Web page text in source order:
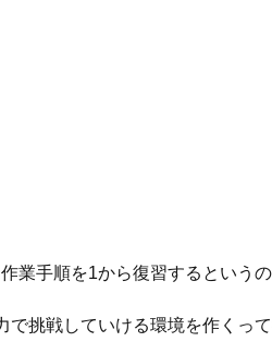
手順を1から復習するというの
挑戦していける環境を作くって